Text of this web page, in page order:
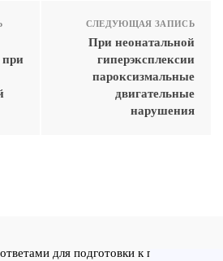
СЛЕДУЮЩАЯ ЗАПИСЬ
При неонатальной
гиперэксплексии
пароксизмальные
двигательные
нарушения
для подготовки к первичной